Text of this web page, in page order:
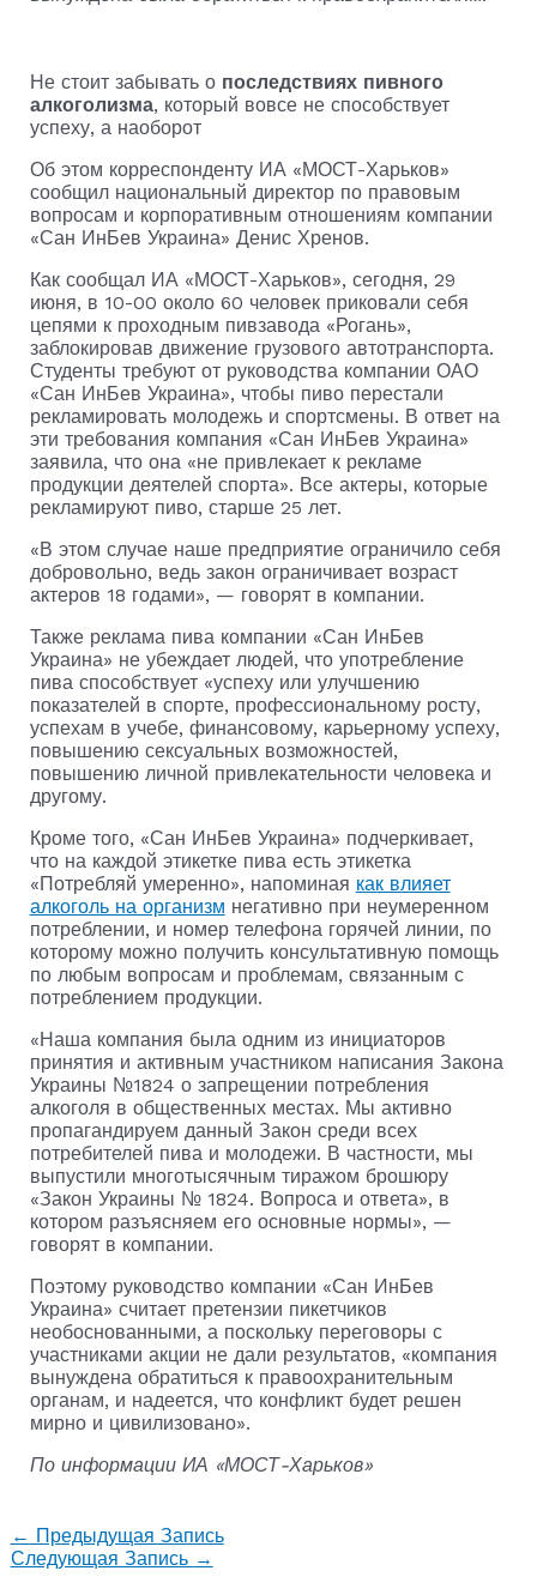
Не стоит забывать о последствиях пивного
алкоголизма, который вовсе не способствует
успеху, а наоборот
Об этом корреспонденту ИА «МОСТ-Харьков»
сообщил национальный директор по правовым
вопросам и корпоративным отношениям компании
«Сан ИнБев Украина» Денис Хренов.
Как сообщал ИА «МОСТ-Харьков», сегодня, 29
июня, в 10-00 около 60 человек приковали себя
цепями к проходным пивзавода «Рогань»,
заблокировав движение грузового автотранспорта.
Студенты требуют от руководства компании ОАО
«Сан ИнБев Украина», чтобы пиво перестали
рекламировать молодежь и спортсмены. В ответ на
эти требования компания «Сан ИнБев Украина»
заявила, что она «не привлекает к рекламе
продукции деятелей спорта». Все актеры, которые
рекламируют пиво, старше 25 лет.
«В этом случае наше предприятие ограничило себя
добровольно, ведь закон ограничивает возраст
актеров 18 годами», — говорят в компании.
Также реклама пива компании «Сан ИнБев
Украина» не убеждает людей, что употребление
пива способствует «успеху или улучшению
показателей в спорте, профессиональному росту,
успехам в учебе, финансовому, карьерному успеху,
повышению сексуальных возможностей,
повышению личной привлекательности человека и
другому.
Кроме того, «Сан ИнБев Украина» подчеркивает,
что на каждой этикетке пива есть этикетка
«Потребляй умеренно», напоминая как влияет
алкоголь на организм негативно при неумеренном
потреблении, и номер телефона горячей линии, по
которому можно получить консультативную помощь
по любым вопросам и проблемам, связанным с
потреблением продукции.
«Наша компания была одним из инициаторов
принятия и активным участником написания Закона
Украины №1824 о запрещении потребления
алкоголя в общественных местах. Мы активно
пропагандируем данный Закон среди всех
потребителей пива и молодежи. В частности, мы
выпустили многотысячным тиражом брошюру
«Закон Украины № 1824. Вопроса и ответа», в
котором разъясняем его основные нормы», —
говорят в компании.
Поэтому руководство компании «Сан ИнБев
Украина» считает претензии пикетчиков
необоснованными, а поскольку переговоры с
участниками акции не дали результатов, «компания
вынуждена обратиться к правоохранительным
органам, и надеется, что конфликт будет решен
мирно и цивилизовано».
По информации ИА «МОСТ-Харьков»
← Предыдущая Запись
Следующая Запись →